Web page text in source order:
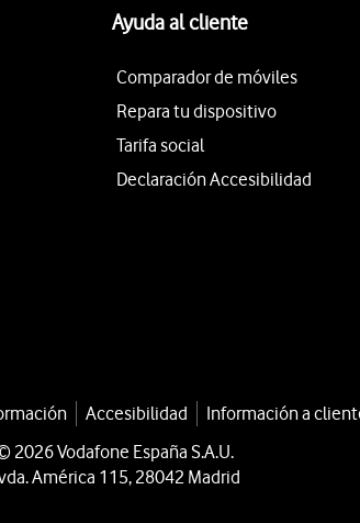
Ayuda al cliente
Comparador de móviles
Repara tu dispositivo
Tarifa social
Declaración Accesibilidad
Accesibilidad
Información a
2026 Vodafone España S.A.U.
América 115, 28042 Madrid